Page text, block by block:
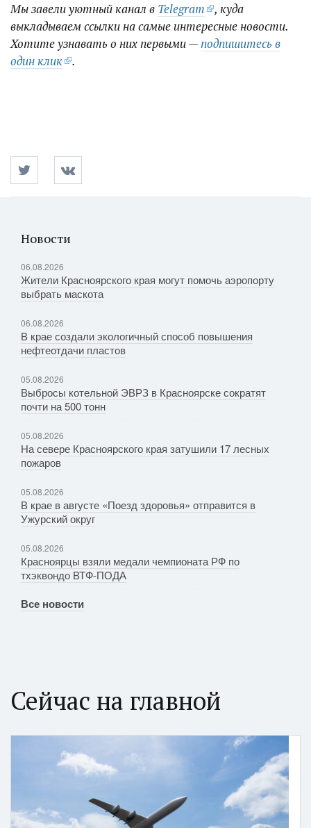
Мы завели уютный канал в Telegram
, куда
выкладываем ссылки на самые интересные новости.
Хотите узнавать о них первыми —подпишитесь в
один клик
.
Новости
06.08.2026
Жители Красноярского края могут помочь аэропорту
выбрать маскота
06.08.2026
В крае создали экологичный способ повышения
нефтеотдачи пластов
05.08.2026
Выбросы котельной ЭВРЗ в Красноярске сократят
почти на 500 тонн
05.08.2026
На севере Красноярского края затушили 17 лесных
пожаров
05.08.2026
В крае в августе «Поезд здоровья» отправится в
Ужурский округ
05.08.2026
Красноярцы взяли медали чемпионата РФ по
тхэквондо ВТФ-ПОДА
Все новости
Сейчас на главной